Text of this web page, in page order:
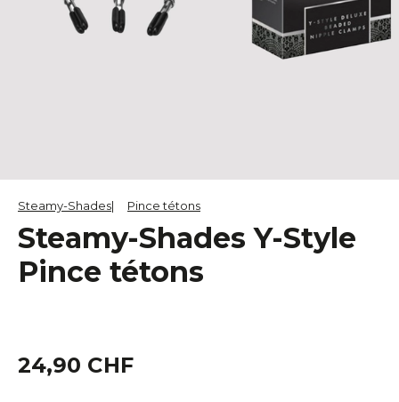
Steamy-Shades Pince tétons
Steamy-Shades Y-Style
Pince tétons
24,90 CHF